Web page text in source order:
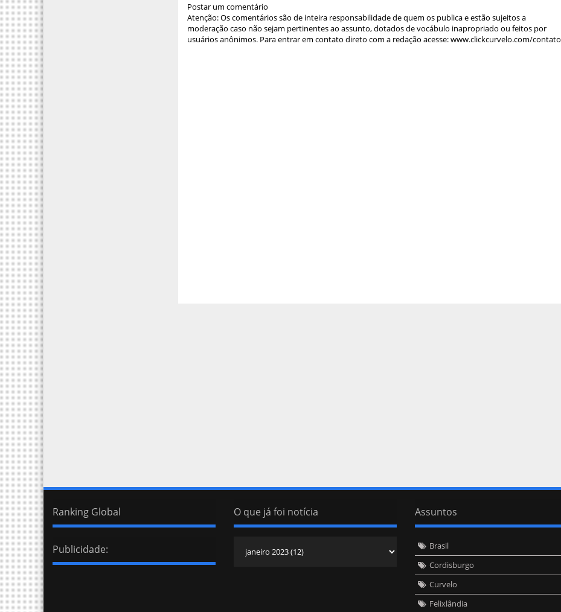
Postar um comentário
Atenção: Os comentários são de inteira responsabilidade de quem os publica e estão sujeitos a
moderação caso não sejam pertinentes ao assunto, dotados de vocábulo inapropriado ou feitos por
usuários anônimos. Para entrar em contato direto com a redação acesse: www.clickcurvelo.com/contato
Ranking Global
Publicidade:
O que já foi notícia Assuntos
Brasil
Cordisburgo
Curvelo
Felixlândia